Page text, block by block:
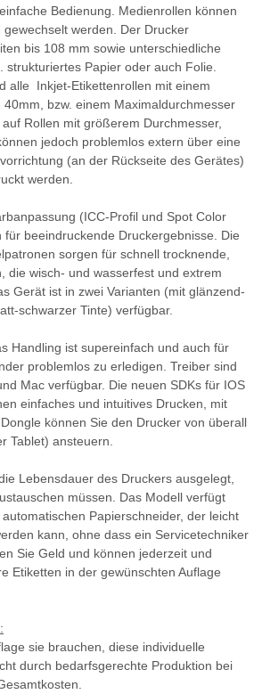
Bedienung. Medienrollen können
werden. Der Drucker
bis 108 mm sowie unterschiedliche
strukturiertes Papier oder auch Folie.
alle Inkjet-Etikettenrollen mit einem
bzw. einem Maximaldurchmesser
Rollen mit größerem Durchmesser,
jedoch problemlos extern über eine
(an der Rückseite des Gerätes)
werden.
(ICC-Profil und Spot Color
für beeindruckende Druckergebnisse. Die
sorgen für schnell trocknende,
die wisch- und wasserfest und extrem
Gerät ist in zwei Varianten (mit glänzend-
schwarzer Tinte) verfügbar.
Handling ist supereinfach und auch für
problemlos zu erledigen. Treiber sind
Mac verfügbar. Die neuen SDKs für IOS
einfaches und intuitives Drucken, mit
können Sie den Drucker von überall
Tablet) ansteuern.
Lebensdauer des Druckers ausgelegt,
müssen. Das Modell verfügt
Papierschneider, der leicht
kann, ohne dass ein Servicetechniker
Sie Geld und können jederzeit und
Etiketten in der gewünschten Auflage
sie brauchen, diese individuelle
durch bedarfsgerechte Produktion bei